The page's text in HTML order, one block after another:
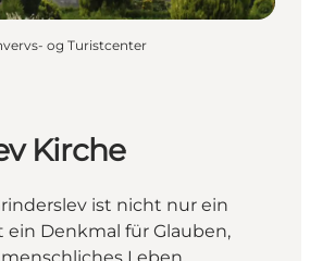
og Turistcenter
Kirche
ist nicht nur ein
ein Denkmal für Glauben,